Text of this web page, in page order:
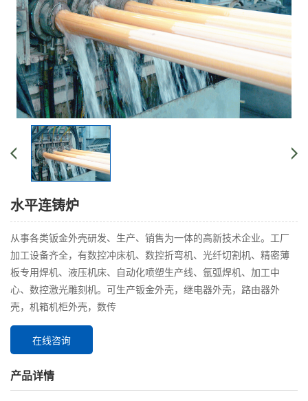
水平连铸炉
从事各类钣金外壳研发、生产、销售为一体的高新技术企业。工厂
加工设备齐全，有数控冲床机、数控折弯机、光纤切割机、精密薄
板专用焊机、液压机床、自动化喷塑生产线、氩弧焊机、加工中
心、数控激光雕刻机。可生产钣金外壳，继电器外壳，路由器外
壳，机箱机柜外壳，数传
在线咨询
产品详情